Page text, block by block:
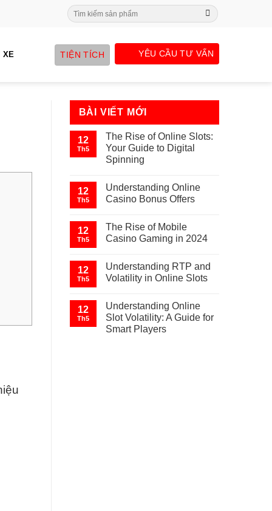
Search
for:
XE TIỆN TÍCH YÊU CẦU TƯ VẤN
BÀI VIẾT MỚI
12
Th5
The Rise of Online Slots:
Your Guide to Digital
Spinning
12
Th5
Understanding Online
Casino Bonus Offers
12
Th5
The Rise of Mobile
Casino Gaming in 2024
12
Th5
Understanding RTP and
Volatility in Online Slots
12
Th5
Understanding Online
Slot Volatility: A Guide for
Smart Players